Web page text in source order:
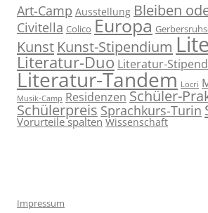
Art-Camp Ausstellung Bleiben
Civitella Colico Europa
Kunst Kunst-Stipendium
Literatur-Duo Literatur-
Literatur-Tandem Locri
Musik-Camp Residenzen Schüler-
Schülerpreis Sprachkurs-Turin
Vorurteile spalten Wissenschaft
Impressum